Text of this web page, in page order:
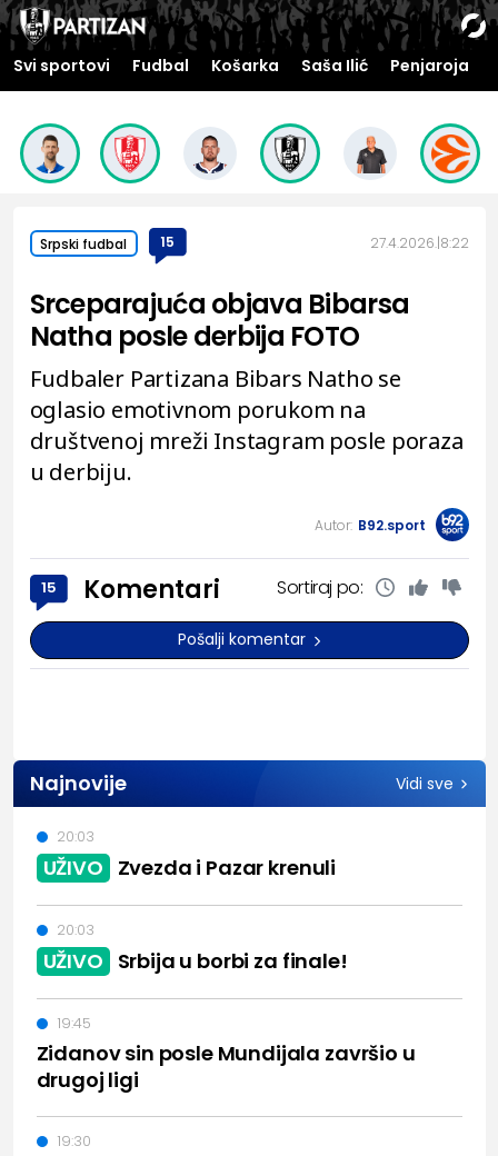
Svi sportovi Fudbal Košarka Saša Ilić Penjaroja
Srpski fudbal 15 27.4.2026. 8:22
Srceparajuća objava Bibarsa
Natha posle derbija FOTO
Fudbaler Partizana Bibars Natho se
oglasio emotivnom porukom na
društvenoj mreži Instagram posle poraza
u derbiju.
Autor: B92.sport
15 Komentari Sortiraj po:
Pošalji komentar
Najnovije Vidi sve
UŽIVO Zvezda i Pazar krenuli
20:03
UŽIVO Srbija u borbi za finale!
20:03
Zidanov sin posle Mundijala završio u
drugoj ligi
19:45
19:30